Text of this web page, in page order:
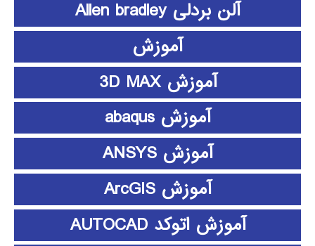
آلن بردلی Allen bradley
آموزش
آموزش 3D MAX
آموزش abaqus
آموزش ANSYS
آموزش ArcGIS
آموزش اتوکد AUTOCAD